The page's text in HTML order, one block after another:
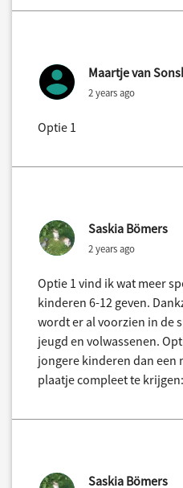
Maartje van
2 years ago
Optie 1
Saskia Bömers
2 years ago
Optie 1 vind ik wat meer
kinderen 6-12 geven.
wordt er al voorzien in de
jeugd en volwassenen.
jongere kinderen dan een
plaatje compleet te
Saskia Bömers